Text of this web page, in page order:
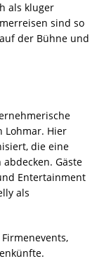
als kluger
sind so
der Bühne und
Lohmar. Hier
die eine
Gäste
Entertainment
als